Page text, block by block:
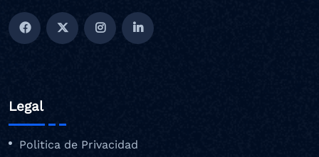
Legal
Politica de Privacidad